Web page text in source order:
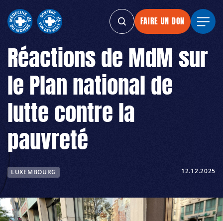
FAIRE UN DON FAIRE UN DON FAIRE
FAIRE UN DON
Réactions de MdM sur
le Plan national de
lutte contre la
pauvreté
LUXEMBOURG 12.12.2025